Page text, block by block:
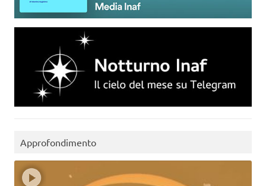
Approfondimento